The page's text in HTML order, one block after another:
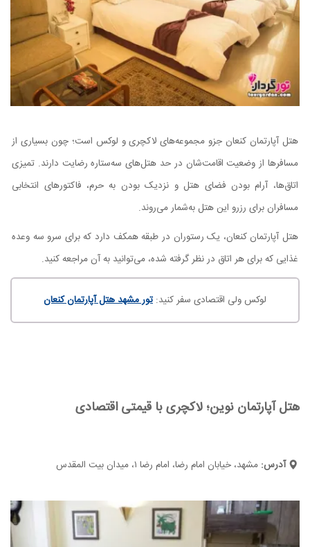
هتل آپارتمان کنعان جزو مجموعه‌های لاکچری و لوکس است؛ چون بسیاری از
مسافرها از وضعیت اقامت‌شان در حد هتل‌های سه‌ستاره رضایت دارند. تمیزی
اتاق‌ها، آرام بودن فضای هتل و نزدیک بودن به حرم، فاکتورهای انتخابی
مسافران برای رزرو این هتل به‌شمار می‌روند.
هتل آپارتمان کنعان، یک رستوران در طبقه همکف دارد که برای سرو سه وعده
غذایی که برای هر اتاق در نظر گرفته شده، می‌توانید به آن مراجعه کنید.
لوکس ولی اقتصادی سفر کنید:تور مشهد هتل آپارتمان کنعان
هتل آپارتمان نوین؛ لاکچری با قیمتی اقتصادی
آدرس:مشهد، خیابان امام رضا، امام رضا ۱، میدان بیت المقدس